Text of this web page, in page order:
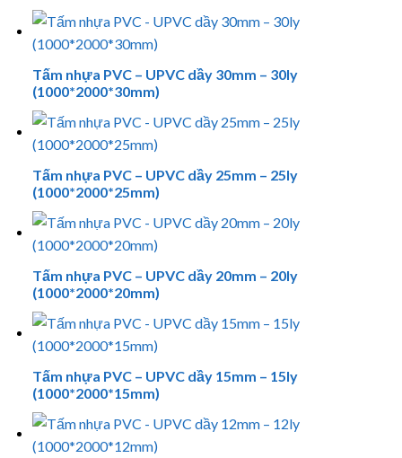
Tấm nhựa PVC – UPVC dầy 30mm – 30ly
(1000*2000*30mm)
Tấm nhựa PVC – UPVC dầy 25mm – 25ly
(1000*2000*25mm)
Tấm nhựa PVC – UPVC dầy 20mm – 20ly
(1000*2000*20mm)
Tấm nhựa PVC – UPVC dầy 15mm – 15ly
(1000*2000*15mm)